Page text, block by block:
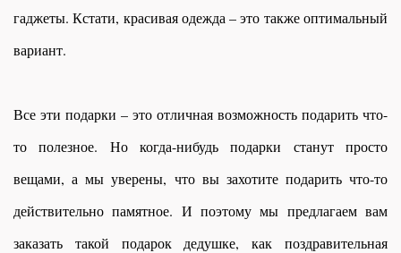
гаджеты. Кстати, красивая одежда – это также оптимальный
вариант.
Все эти подарки – это отличная возможность подарить что-
то полезное. Но когда-нибудь подарки станут просто
вещами, а мы уверены, что вы захотите подарить что-то
действительно памятное. И поэтому мы предлагаем вам
заказать такой подарок дедушке, как поздравительная